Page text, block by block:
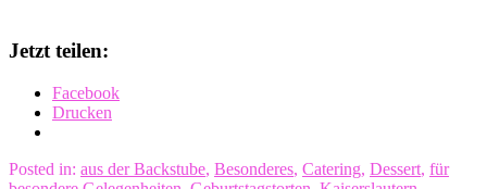
Jetzt teilen:
Facebook
Drucken
Posted in: aus der Backstube, Besonderes, Catering, Dessert, für